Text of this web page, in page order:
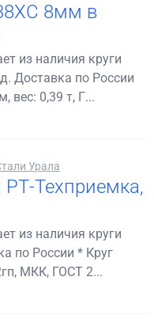
8мм в
из наличия круги
Доставка по России
вес: 0,39 т, Г...
Урала
Техприемка,
из наличия круги
по России * Круг
МКК, ГОСТ 2...